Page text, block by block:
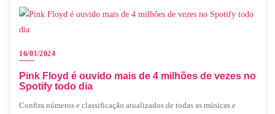
16/03/2024
Pink Floyd é ouvido mais de 4 milhões de vezes no
Spotify todo dia
Confira números e classificação atualizados de todas as músicas e